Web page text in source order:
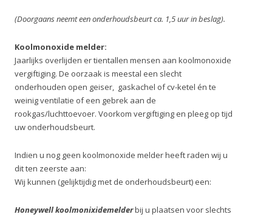
(Doorgaans neemt een onderhoudsbeurt ca. 1,5 uur in beslag).
Koolmonoxide melder:
Jaarlijks overlijden er tientallen mensen aan koolmonoxide
vergiftiging. De oorzaak is meestal een slecht
onderhouden open geiser, gaskachel of cv-ketel én te
weinig ventilatie of een gebrek aan de
rookgas/luchttoevoer. Voorkom vergiftiging en pleeg op tijd
uw onderhoudsbeurt.
Indien u nog geen koolmonoxide melder heeft raden wij u
dit ten zeerste aan:
Wij kunnen (gelijktijdig met de onderhoudsbeurt) een:
Honeywell koolmonixidemelderbij u plaatsen voor slechts